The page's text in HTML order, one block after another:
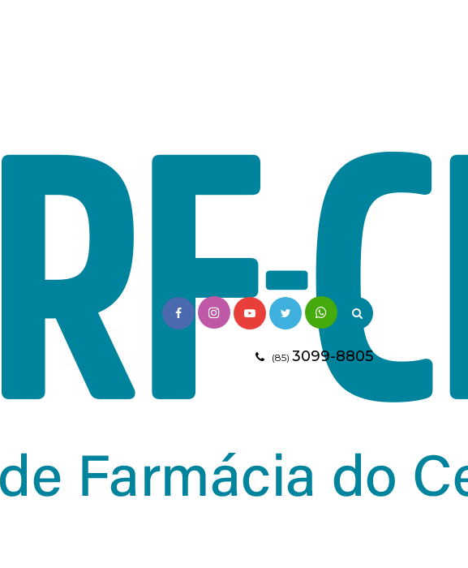
(85) 3099-8805